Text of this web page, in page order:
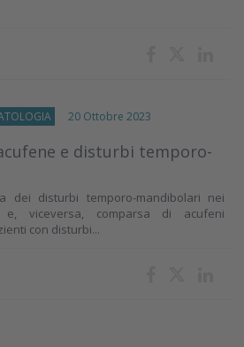
20 Ottobre 2023
e disturbi temporo-
dei disturbi temporo-mandibolari nei
viceversa, comparsa di acufeni
con disturbi...